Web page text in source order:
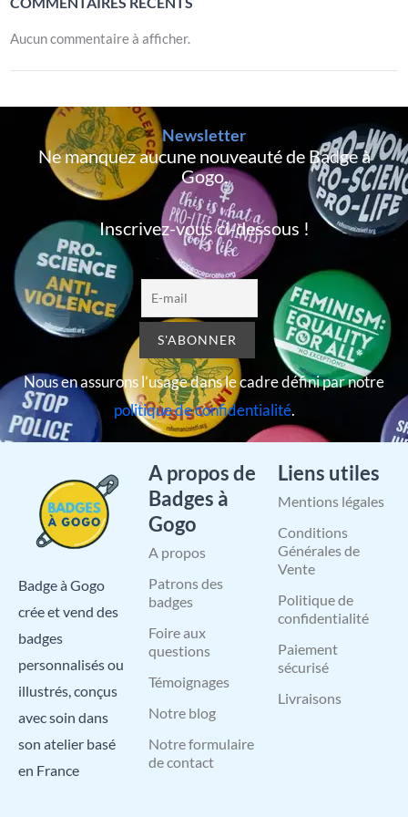
Aucun commentaire à afficher.
Newsletter
Ne manquez aucune nouveauté de Badge à
Gogo,
Inscrivez-vous ci-dessous !
Nous en assurons l’usage dans le cadre défini par notre
politique de confidentialité.
Badge à Gogo
crée et vend des
badges
personnalisés ou
illustrés, conçus
avec soin dans
son atelier basé
en France
A propos de
Badges à
Gogo
A propos
Patrons des
badges
Foire aux
questions
Témoignages
Notre blog
Notre formulaire
de contact
Liens utiles
Mentions légales
Conditions
Générales de
Vente
Politique de
confidentialité
Paiement
sécurisé
Livraisons